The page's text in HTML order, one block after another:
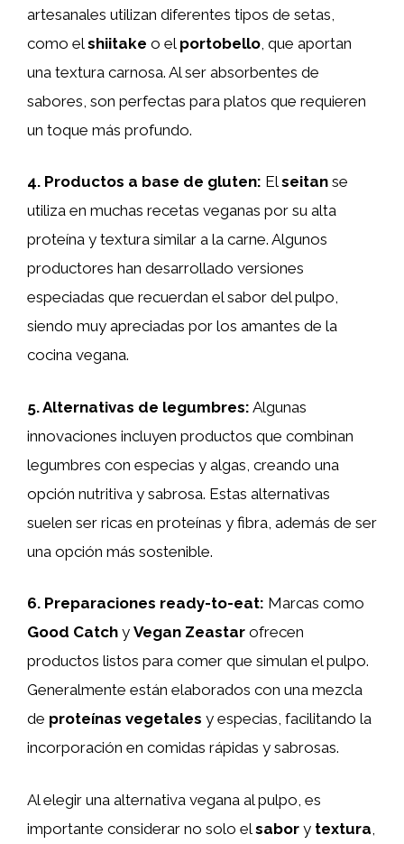
artesanales utilizan diferentes tipos de setas,
como elshiitake o el portobello , que aportan
una textura carnosa. Al ser absorbentes de
sabores, son perfectas para platos que requieren
un toque más profundo.
4. Productos a base de gluten: Elseitan se
utiliza en muchas recetas veganas por su alta
proteína y textura similar a la carne. Algunos
productores han desarrollado versiones
especiadas que recuerdan el sabor del pulpo,
siendo muy apreciadas por los amantes de la
cocina vegana.
5.Alternativas de legumbres: Algunas
innovaciones incluyen productos que combinan
legumbres con especias y algas, creando una
opción nutritiva y sabrosa. Estas alternativas
suelen ser ricas en proteínas y fibra, además de ser
una opción más sostenible.
6. Preparaciones ready-to-eat: Marcas como
Good Catch y Vegan Zeastar ofrecen
productos listos para comer que simulan el pulpo.
Generalmente están elaborados con una mezcla
de proteínas vegetales y especias, facilitando la
incorporación en comidas rápidas y sabrosas.
Al elegir una alternativa vegana al pulpo, es
importante considerar no solo elsabor y textura